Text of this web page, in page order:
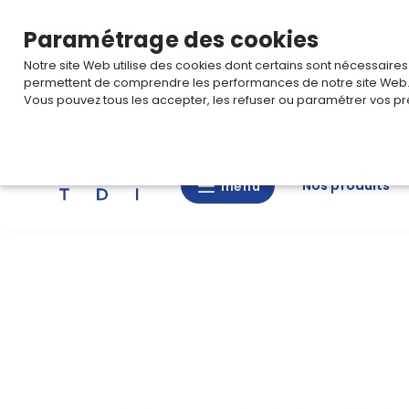
menu
menu Nos produits
Paramétrage des cookies
Notre site Web utilise des cookies dont certains sont
permettent de comprendre les performances de notre site Web.
Vous pouvez tous les accepter, les refuser ou paramétrer vos